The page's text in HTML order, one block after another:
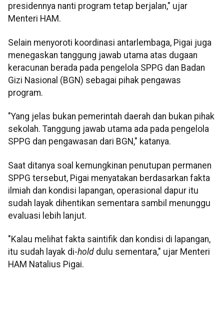
presidennya nanti program tetap berjalan," ujar
Menteri HAM.
Selain menyoroti koordinasi antarlembaga, Pigai juga
menegaskan tanggung jawab utama atas dugaan
keracunan berada pada pengelola SPPG dan Badan
Gizi Nasional (BGN) sebagai pihak pengawas
program.
"Yang jelas bukan pemerintah daerah dan bukan pihak
sekolah. Tanggung jawab utama ada pada pengelola
SPPG dan pengawasan dari BGN," katanya.
Saat ditanya soal kemungkinan penutupan permanen
SPPG tersebut, Pigai menyatakan berdasarkan fakta
ilmiah dan kondisi lapangan, operasional dapur itu
sudah layak dihentikan sementara sambil menunggu
evaluasi lebih lanjut.
"Kalau melihat fakta saintifik dan kondisi di lapangan,
itu sudah layak di-hold dulu sementara," ujar Menteri
HAM Natalius Pigai.